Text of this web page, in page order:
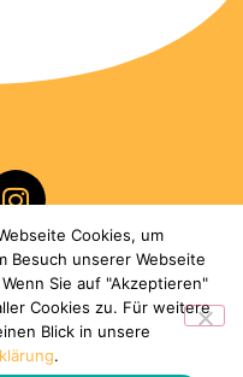
|AGB|Vertrag
Cookies, um
Besuch unserer Webseite
Sie auf "Akzeptieren"
Cookies zu. Für weitere
Blick in unsere
.